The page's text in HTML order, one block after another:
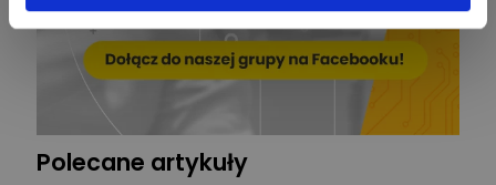
Ekspert Zadaj pytanie
Zadaj pytanie
Polecane artykuły